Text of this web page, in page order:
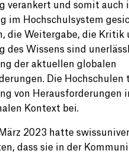
verankert und somit auch
im Hochschulsystem
die Weitergabe, die Kritik
des Wissens sind
der aktuellen globalen
Die Hochschulen
von Herausforderungen
Kontext bei.
2023 hatte
dass sie in der